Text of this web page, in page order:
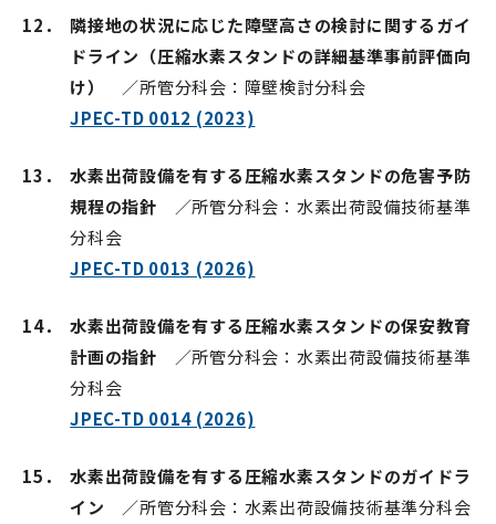
12．
隣接地の状況に応じた障壁高さの検討に関するガイ
ドライン（圧縮水素スタンドの詳細基準事前評価向
け）
／所管分科会：障壁検討分科会
JPEC-TD 0012 (2023)
13．
水素出荷設備を有する圧縮水素スタンドの危害予防
規程の指針 ／所管分科会：水素出荷設備技術基準
分科会
JPEC-TD 0013 (2026)
14．
水素出荷設備を有する圧縮水素スタンドの保安教育
計画の指針 ／所管分科会：水素出荷設備技術基準
分科会
JPEC-TD 0014 (2026)
15．
水素出荷設備を有する圧縮水素スタンドのガイドラ
イン ／所管分科会：水素出荷設備技術基準分科会